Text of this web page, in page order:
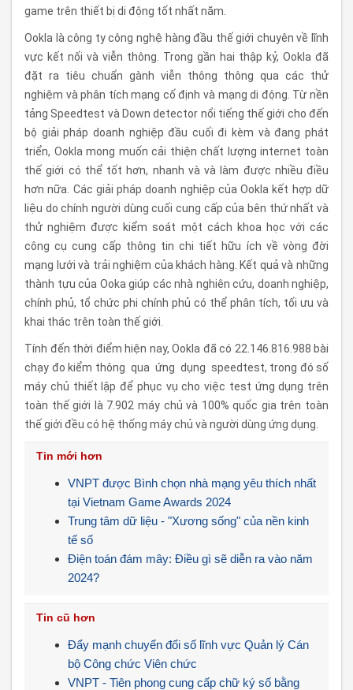
game trên thiết bị di động tốt nhất năm.
Ookla là công ty công nghệ hàng đầu thế giới chuyên về lĩnh
vực kết nối và viễn thông. Trong gần hai thập kỷ, Ookla đã
đặt ra tiêu chuẩn gành viễn thông thông qua các thử
nghiệm và phân tích mạng cố định và mạng di động. Từ nền
tảng Speedtest và Down detector nổi tiếng thế giới cho đến
bộ giải pháp doanh nghiệp đầu cuối đi kèm và đang phát
triển, Ookla mong muốn cải thiện chất lượng internet toàn
thế giới có thể tốt hơn, nhanh và và làm được nhiều điều
hơn nữa. Các giải pháp doanh nghiệp của Ookla kết hợp dữ
liệu do chính người dùng cuối cung cấp của bên thứ nhất và
thử nghiệm được kiểm soát một cách khoa học với các
công cụ cung cấp thông tin chi tiết hữu ích về vòng đời
mạng lưới và trải nghiệm của khách hàng. Kết quả và những
thành tựu của Ooka giúp các nhà nghiên cứu, doanh nghiệp,
chính phủ, tổ chức phi chính phủ có thể phân tích, tối ưu và
khai thác trên toàn thế giới.
Tính đến thời điểm hiện nay, Ookla đã có 22.146.816.988 bài
chạy đo kiểm thông qua ứng dụng speedtest, trong đó số
máy chủ thiết lập để phục vụ cho việc test ứng dụng trên
toàn thế giới là 7.902 máy chủ và 100% quốc gia trên toàn
thế giới đều có hệ thống máy chủ và người dùng ứng dụng.
Tin mới hơn
VNPT được Bình chọn nhà mạng yêu thích nhất
tại Vietnam Game Awards 2024
Trung tâm dữ liệu - "Xương sống" của nền kinh
tế số
Điện toán đám mây: Điều gì sẽ diễn ra vào năm
2024?
Tin cũ hơn
Đẩy mạnh chuyển đổi số lĩnh vực Quản lý Cán
bộ Công chức Viên chức
VNPT - Tiên phong cung cấp chữ ký số bằng